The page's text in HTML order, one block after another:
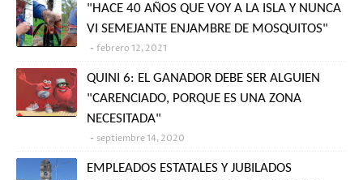
"HACE 40 AÑOS QUE VOY A LA ISLA Y NUNCA
VI SEMEJANTE ENJAMBRE DE MOSQUITOS"
febrero 12, 2021
QUINI 6: EL GANADOR DEBE SER ALGUIEN
"CARENCIADO, PORQUE ES UNA ZONA
NECESITADA"
septiembre 14, 2020
EMPLEADOS ESTATALES Y JUBILADOS